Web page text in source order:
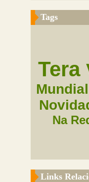
Tags
Tera
Mundial
Na
Links